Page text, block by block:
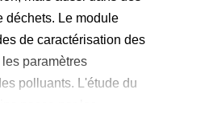
déchets. Le module
de caractérisation des
paramètres
polluants. L'étude du